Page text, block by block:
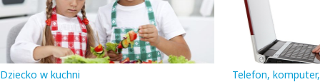
Dziecko w kuchni
Telefon,